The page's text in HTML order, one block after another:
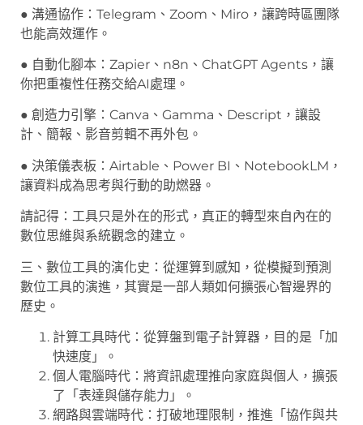
● 溝通協作：Telegram、Zoom、Miro，讓跨時區團隊
也能高效運作。
● 自動化腳本：Zapier、n8n、ChatGPT Agents，讓
你把重複性任務交給AI處理。
● 創造力引擎：Canva、Gamma、Descript，讓設
計、簡報、影音剪輯不再外包。
● 決策儀表板：Airtable、Power BI、NotebookLM，
讓資料成為思考與行動的助燃器。
請記得：工具只是外在的形式，真正的轉型來自內在的
數位思維與系統觀念的建立。
三、數位工具的演化史：從運算到感知，從模擬到預測
數位工具的演進，其實是一部人類如何擴張心智邊界的
歷史。
計算工具時代：從算盤到電子計算器，目的是「加
快速度」。
個人電腦時代：將資訊處理推向家庭與個人，擴張
了「表達與儲存能力」。
網路與雲端時代：打破地理限制，推進「協作與共